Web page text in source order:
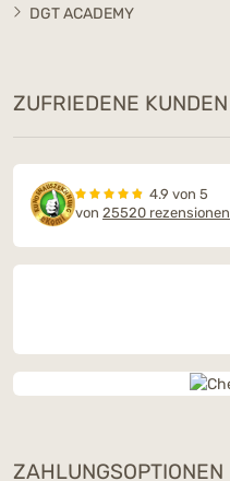
DGT ACADEMY
ZUFRIEDENE KUNDEN
4.9 von 5
von 25520 rezensionen
ZAHLUNGSOPTIONEN